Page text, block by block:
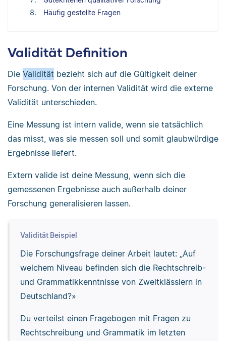
Häufig gestellte Fragen
Validität Definition
Die Validität bezieht sich auf die Gültigkeit deiner
Forschung. Von der internen Validität wird die externe
Validität unterschieden.
Eine Messung ist intern valide, wenn sie tatsächlich
das misst, was sie messen soll und somit glaubwürdige
Ergebnisse liefert.
Extern valide ist deine Messung, wenn sich die
gemessenen Ergebnisse auch außerhalb deiner
Forschung generalisieren lassen.
Validität Beispiel
Die Forschungsfrage deiner Arbeit lautet: „Auf
welchem Niveau befinden sich die Rechtschreib-
und Grammatikkenntnisse von Zweitklässlern in
Deutschland?»
Du verteilst einen Fragebogen mit Fragen zu
Rechtschreibung und Grammatik im letzten